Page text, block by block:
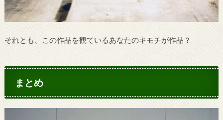
それとも、この作品を観ているあなたのキモチが作品？
まとめ